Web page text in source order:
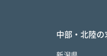
中部・北陸の